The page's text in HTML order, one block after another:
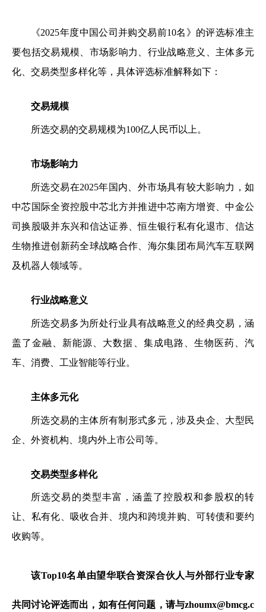
《2025年度中国公司并购交易前10名》的评选标准主
要包括交易规模、市场影响力、行业战略意义、主体多元
化、交易类型多样化等，具体评选标准解释如下：
交易规模
所选交易的交易规模为100亿人民币以上。
市场影响力
所选交易在2025年国内、外市场具有较大影响力，如
中芯国际全资控股中芯北方并推进中芯南方增资、中金公
司换股吸并东兴和信达证券、恒生银行私有化退市、信达
生物推进创新药全球战略合作、海尔集团布局汽车互联网
及机器人领域等。
行业战略意义
所选交易多为所处行业具有战略意义的经典交易，涵
盖了金融、新能源、大数据、集成电路、生物医药、汽
车、消费、工业智能等行业。
主体多元化
所选交易的主体所有制形式多元，涉及央企、大型民
企、外资机构、境内外上市公司等。
交易类型多样化
所选交易的类型丰富，涵盖了控股权和参股权的转
让、私有化、吸收合并、境内和跨境并购、可转债和要约
收购等。
该Top10名单由望华联合资深合伙人与外部行业专家
共同讨论评选而出，如有任何问题，请与zhoumx@bmcg.c